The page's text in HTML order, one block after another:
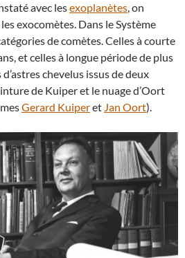
avec lesexoplanètes, on
exocomètes. Dans le Système
de comètes. Celles à courte
et celles à longue période de plus
chevelus issus de deux
de Kuiper et le nuage d’Oort
Gerard Kuiperet Jan Oort).